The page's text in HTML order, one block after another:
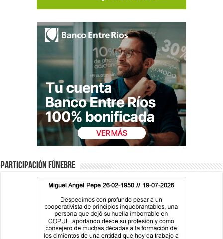
Participación fúnebre